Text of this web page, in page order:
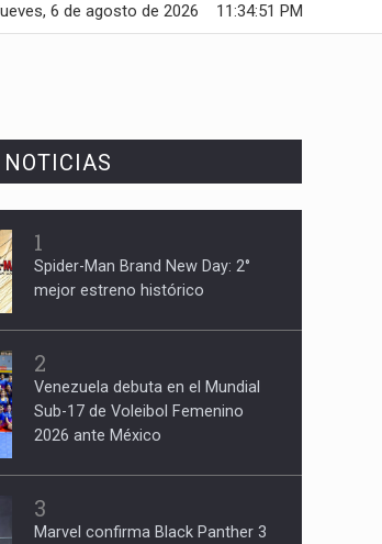
11:34:52 PM
6 de agosto de 2026
NOTICIAS
1
Spider-Man Brand New Day: 2°
mejor estreno histórico
2
Venezuela debuta en el Mundial
Sub-17 de Voleibol Femenino
2026 ante México
3
Marvel confirma Black Panther 3